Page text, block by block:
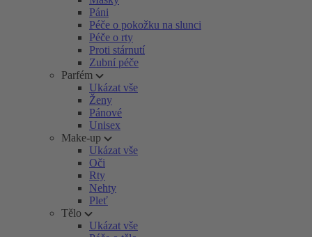
Páni
Péče o pokožku na slunci
Péče o rty
Proti stárnutí
Zubní péče
Parfém
Ukázat vše
Ženy
Pánové
Unisex
Make-up
Ukázat vše
Oči
Rty
Nehty
Pleť
Tělo
Ukázat vše